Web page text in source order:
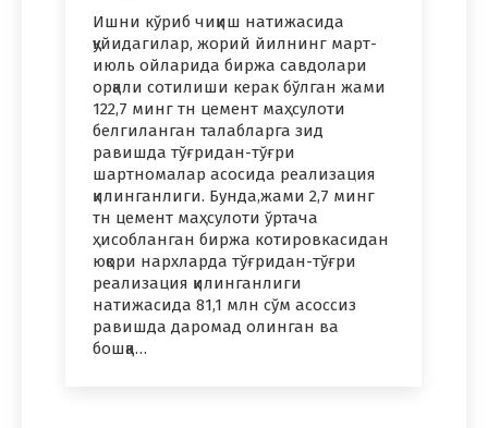
Ишни кўриб чиқиш натижасида
қуйидагилар, жорий йилнинг март-
июль ойларида биржа савдолари
орқали сотилиши керак бўлган жами
122,7 минг тн цемент маҳсулоти
белгиланган талабларга зид
равишда тўғридан-тўғри
шартномалар асосида реализация
қилинганлиги. Бунда,жами 2,7 минг
тн цемент маҳсулоти ўртача
ҳисобланган биржа котировкасидан
юқори нархларда тўғридан-тўғри
реализация қилинганлиги
натижасида 81,1 млн сўм асоссиз
равишда даромад олинган ва
бошқа…